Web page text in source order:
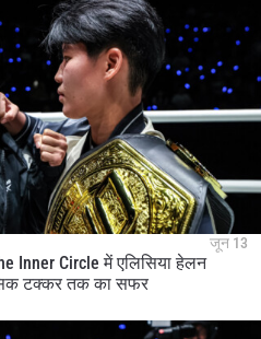
जून 13
Inner Circle में एलिसिया हेलन
टक्कर तक का सफर